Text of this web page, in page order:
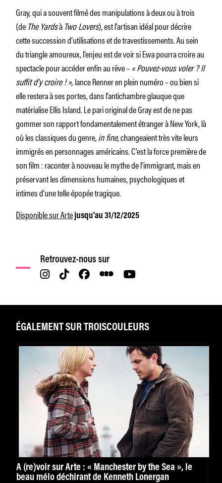
Gray, qui a souvent filmé des manipulations à deux ou à trois
(de The Yardsà Two Lovers), est l’artisan idéal pour décrire
cette succession d’utilisations et de travestissements. Au sein
du triangle amoureux, l’enjeu est de voir si Ewa pourra croire au
spectacle pour accéder enfin au rêve –« Pouvez-vous voler ? Il
suffit d’y croire ! »,lance Renner en plein numéro – ou bien si
elle restera à ses portes, dans l’antichambre glauque que
matérialise Ellis Island. Le pari original de Gray est de ne pas
gommer son rapport fondamentalement étranger à New York, là
où les classiques du genre,in fine, changeaient très vite leurs
immigrés en personnages américains. C’est la force première de
son film : raconter à nouveau le mythe de l’immigrant, mais en
préservant les dimensions humaines, psychologiques et
intimes d’une telle épopée tragique.
Disponible sur Arte jusqu’au 31/12/2025
Retrouvez-nous sur
ÉGALEMENT SUR TROISCOULEURS
À (re)voir sur Arte : « Manchester by the Sea », le
beau mélo déchirant de Kenneth Lonergan